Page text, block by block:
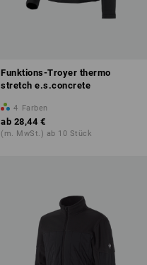
Funktions-Troyer thermo
stretch e.s.concrete
4 Farben
ab 28,44 €
(m. MwSt.) ab 10 Stück